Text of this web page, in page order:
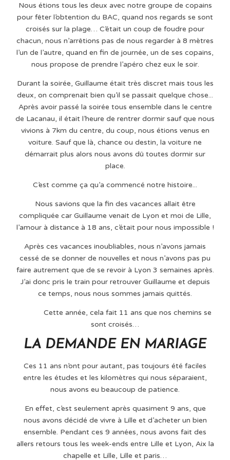
Nous étions tous les deux avec notre groupe de copains
pour fêter l’obtention du BAC, quand nos regards se sont
croisés sur la plage… C’était un coup de foudre pour
chacun, nous n’arrêtions pas de nous regarder à 8 mètres
l’un de l’autre, quand en fin de journée, un de ses copains,
nous propose de prendre l’apéro chez eux le soir.
Durant la soirée, Guillaume était très discret mais tous les
deux, on comprenait bien qu’il se passait quelque chose...
Après avoir passé la soirée tous ensemble dans le centre
de Lacanau, il était l’heure de rentrer dormir sauf que nous
vivions à 7km du centre, du coup, nous étions venus en
voiture. Sauf que là, chance ou destin, la voiture ne
démarrait plus alors nous avons dû toutes dormir sur
place.
C’est comme ça qu’a commencé notre histoire...
Nous savions que la fin des vacances allait être
compliquée car Guillaume venait de Lyon et moi de Lille,
l’amour à distance à 18 ans, c’était pour nous impossible !
Après ces vacances inoubliables, nous n’avons jamais
cessé de se donner de nouvelles et nous n’avons pas pu
faire autrement que de se revoir à Lyon 3 semaines après.
J’ai donc pris le train pour retrouver Guillaume et depuis
ce temps, nous nous sommes jamais quittés.
Cette année, cela fait 11 ans que nos chemins se
sont croisés…
LA DEMANDE EN MARIAGE
Ces 11 ans n’ont pour autant, pas toujours été faciles
entre les études et les kilomètres qui nous séparaient,
nous avons eu beaucoup de patience.
En effet, c’est seulement après quasiment 9 ans, que
nous avons décidé de vivre à Lille et d’acheter un bien
ensemble. Pendant ces 9 années, nous avons fait des
allers retours tous les week-ends entre Lille et Lyon, Aix la
chapelle et Lille, Lille et paris…